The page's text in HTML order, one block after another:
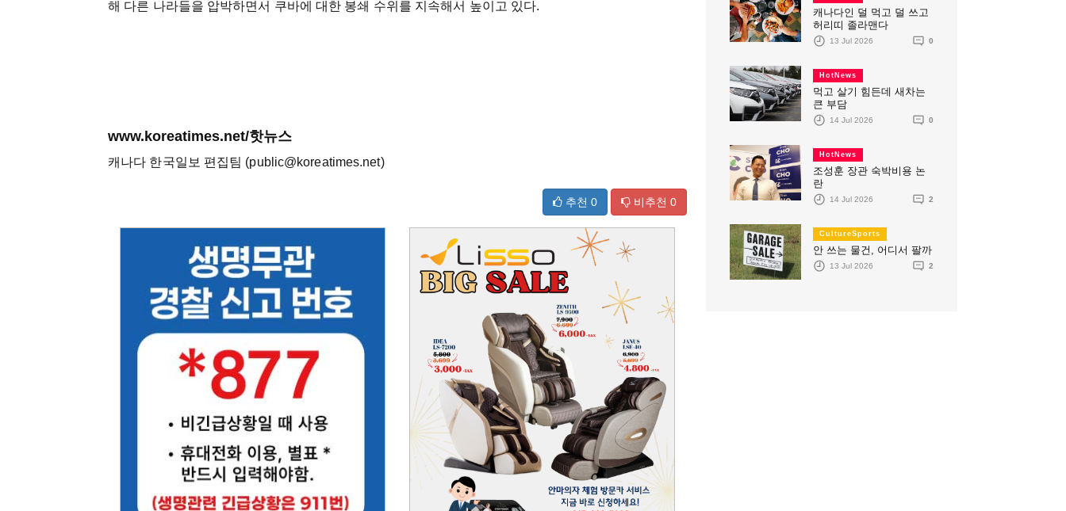
해 다른 나라들을 압박하면서 쿠바에 대한 봉쇄 수위를 지속해서 높이고 있다.
www.koreatimes.net/핫뉴스
캐나다 한국일보 편집팀 (public@koreatimes.net)
추천 0 비추천 0
캐나다인 덜 먹고 덜 쓰고
허리띠 졸라맨다
13 Jul 2026 0
HotNews
먹고 살기 힘든데 새차는
큰 부담
14 Jul 2026 0
HotNews
조성훈 장관 숙박비용 논
란
14 Jul 2026 2
CultureSports
안 쓰는 물건, 어디서 팔까
13 Jul 2026 2